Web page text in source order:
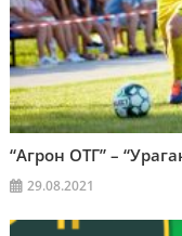
“Агрон ОТГ” –
29.08.2021